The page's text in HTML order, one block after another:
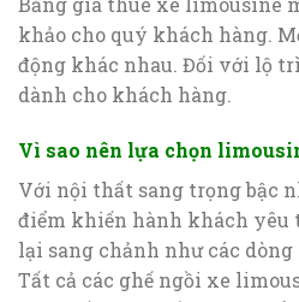
khảo cho quý khách hàng.
động khác nhau. Đối với lộ
dành cho khách hàng.
Vì sao nên lựa chọn
Với nội thất sang trọng bậc
điểm khiến hành khách yêu
lại sang chảnh như các dòng
Tất cả các ghế ngồi xe